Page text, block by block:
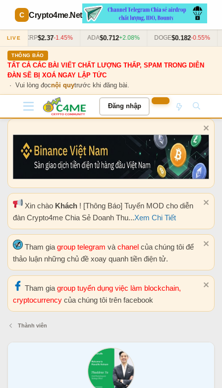
Crypto4me.Net
LIVE XRP$2.37-1.45% ADA$0.712+2.08% DOGE$0.182-0.55%
THÔNG BÁO
TẤT CẢ CÁC BÀI VIẾT CHẤT LƯỢNG THẤP, SPAM TRONG DIỄN
ĐÀN SẼ BỊ XOÁ NGAY LẬP TỨC
· Vui lòng đọcnội quytrước khi đăng bài.
Đăng nhập
Xin chào Khách ! [Thông Báo] Tuyển MOD cho diễn
đàn Crypto4me Chia Sẻ Doanh Thu...Xem Chi Tiết
Tham gia group telegram và chanel của chúng tôi để
thảo luận những chủ đề xoay quanh tiền điện tử.
Tham gia group tuyển dụng việc làm blockchain,
cryptocurrency của chúng tôi trên facebook
Thành viên